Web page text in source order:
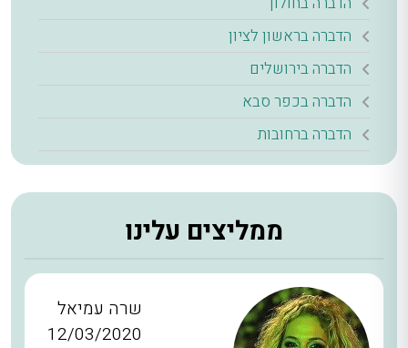
הדברה בראשון לציון
הדברה בירושלים
הדברה בכפר סבא
הדברה ברחובות
ממליצים עלינו
שרה עמיאל
12/03/2020